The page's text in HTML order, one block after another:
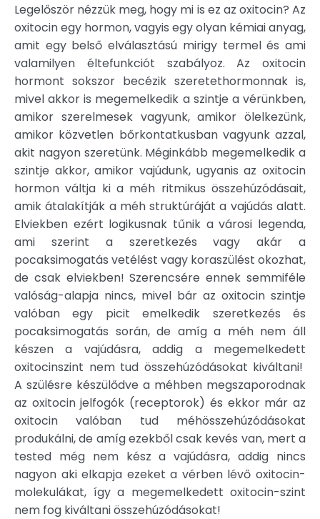
Legelőször nézzük meg, hogy mi is ez az oxitocin? Az
oxitocin egy hormon, vagyis egy olyan kémiai anyag,
amit egy belső elválasztású mirigy termel és ami
valamilyen éltefunkciót szabályoz. Az oxitocin
hormont sokszor becézik szeretethormonnak is,
mivel akkor is megemelkedik a szintje a vérünkben,
amikor szerelmesek vagyunk, amikor ölelkezünk,
amikor közvetlen bőrkontatkusban vagyunk azzal,
akit nagyon szeretünk. Méginkább megemelkedik a
szintje akkor, amikor vajúdunk, ugyanis az oxitocin
hormon váltja ki a méh ritmikus összehúzódásait,
amik átalakítják a méh struktúráját a vajúdás alatt.
Elviekben ezért logikusnak tűnik a városi legenda,
ami szerint a szeretkezés vagy akár a
pocaksimogatás vetélést vagy koraszülést okozhat,
de csak elviekben! Szerencsére ennek semmiféle
valóság-alapja nincs, mivel bár az oxitocin szintje
valóban egy picit emelkedik szeretkezés és
pocaksimogatás során, de amíg a méh nem áll
készen a vajúdásra, addig a megemelkedett
oxitocinszint nem tud összehúzódásokat kiváltani!
A szülésre készülődve a méhben megszaporodnak
az oxitocin jelfogók (receptorok) és ekkor már az
oxitocin valóban tud méhösszehúzódásokat
produkálni, de amíg ezekből csak kevés van, mert a
tested még nem kész a vajúdásra, addig nincs
nagyon aki elkapja ezeket a vérben lévő oxitocin-
molekulákat, így a megemelkedett oxitocin-szint
nem fog kiváltani összehúzódásokat!